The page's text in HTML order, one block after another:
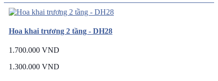
Hoa khai trương 2 tầng - DH28
1.700.000 VND
1.300.000 VND